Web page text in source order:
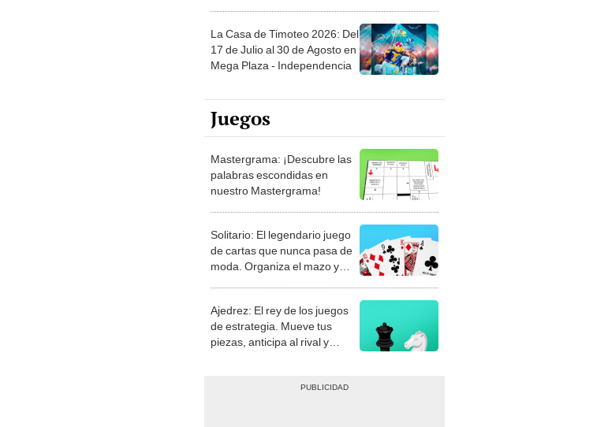
La Casa de Timoteo 2026: Del
17 de Julio al 30 de Agosto en
Mega Plaza - Independencia
Juegos
Mastergrama: ¡Descubre las
palabras escondidas en
nuestro Mastergrama!
Solitario: El legendario juego
de cartas que nunca pasa de
moda. Organiza el mazo y
Ajedrez: El rey de los juegos
de estrategia. Mueve tus
piezas, anticipa al rival y